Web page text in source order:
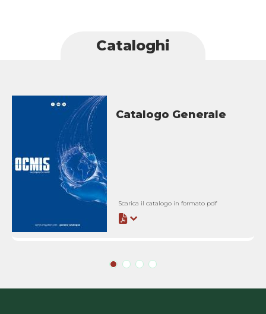
Cataloghi
Catalogo Generale
Scarica il catalogo in formato pdf